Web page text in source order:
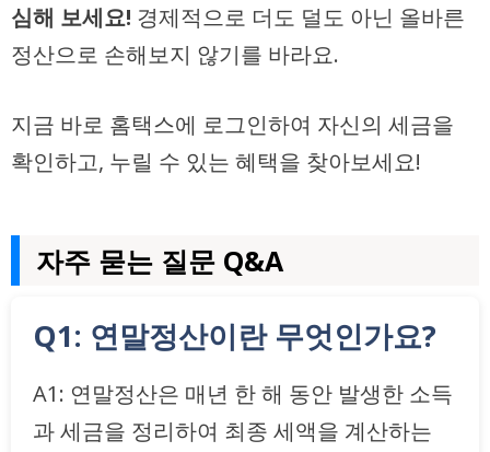
심해 보세요! 경제적으로 더도 덜도 아닌 올바른
정산으로 손해보지 않기를 바라요.
지금 바로 홈택스에 로그인하여 자신의 세금을
확인하고, 누릴 수 있는 혜택을 찾아보세요!
자주 묻는 질문 Q&A
Q1: 연말정산이란 무엇인가요?
A1: 연말정산은 매년 한 해 동안 발생한 소득
과 세금을 정리하여 최종 세액을 계산하는